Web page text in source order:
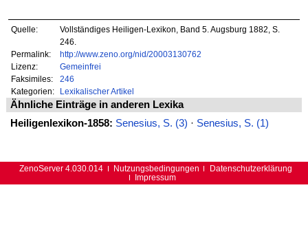
Quelle:
Vollständiges Heiligen-Lexikon, Band 5. Augsburg 1882, S.
246.
Permalink:
http://www.zeno.org/nid/20003130762
Lizenz:
Gemeinfrei
Faksimiles:
246
Kategorien:
Lexikalischer Artikel
Ähnliche Einträge in anderen Lexika
Heiligenlexikon-1858: Senesius, S. (3) · Senesius, S. (1)
ZenoServer 4.030.014 Nutzungsbedingungen
Datenschutzerklärung
Impressum